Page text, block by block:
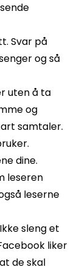
Svar på
og så
uten å ta
og
samtaler.
dine.
leseren
leserne
sleng et
liker
de skal